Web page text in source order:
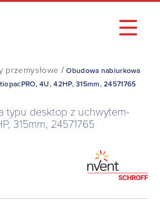
przemysłowe /Obudowa nabiurkowa
4U, 42HP, 315mm, 24571765
typu desktop z uchwytem-
315mm, 24571765